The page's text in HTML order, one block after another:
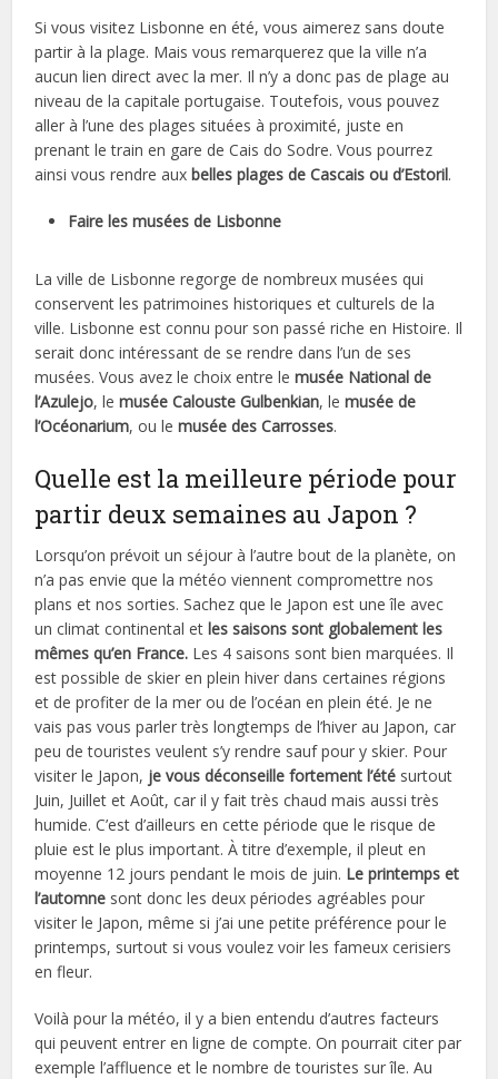
Si vous visitez Lisbonne en été, vous aimerez sans doute
partir à la plage. Mais vous remarquerez que la ville n’a
aucun lien direct avec la mer. Il n’y a donc pas de plage au
niveau de la capitale portugaise. Toutefois, vous pouvez
aller à l’une des plages situées à proximité, juste en
prenant le train en gare de Cais do Sodre. Vous pourrez
ainsi vous rendre auxbelles plages de Cascais ou d’Estoril.
Faire les musées de Lisbonne
La ville de Lisbonne regorge de nombreux musées qui
conservent les patrimoines historiques et culturels de la
ville. Lisbonne est connu pour son passé riche en Histoire. Il
serait donc intéressant de se rendre dans l’un de ses
musées. Vous avez le choix entre lemusée National de
l’Azulejo, lemusée Calouste Gulbenkian, lemusée de
l’Océonarium, ou lemusée des Carrosses.
Quelle est la meilleure période pour
partir deux semaines au Japon ?
Lorsqu’on prévoit un séjour à l’autre bout de la planète, on
n’a pas envie que la météo viennent compromettre nos
plans et nos sorties. Sachez que le Japon est une île avec
un climat continental etles saisons sont globalement les
mêmes qu’en France. Les 4 saisons sont bien marquées. Il
est possible de skier en plein hiver dans certaines régions
et de profiter de la mer ou de l’océan en plein été. Je ne
vais pas vous parler très longtemps de l’hiver au Japon, car
peu de touristes veulent s’y rendre sauf pour y skier. Pour
visiter le Japon, je vous déconseille fortement l’été surtout
Juin, Juillet et Août, car il y fait très chaud mais aussi très
humide. C’est d’ailleurs en cette période que le risque de
pluie est le plus important. À titre d’exemple, il pleut en
moyenne 12 jours pendant le mois de juin. Le printemps et
l’automne sont donc les deux périodes agréables pour
visiter le Japon, même si j’ai une petite préférence pour le
printemps, surtout si vous voulez voir les fameux cerisiers
en fleur.
Voilà pour la météo, il y a bien entendu d’autres facteurs
qui peuvent entrer en ligne de compte. On pourrait citer par
exemple l’affluence et le nombre de touristes sur île. Au